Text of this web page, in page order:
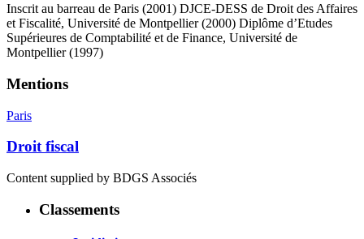
Inscrit au barreau de Paris (2001) DJCE-DESS de Droit des Affaires
et Fiscalité, Université de Montpellier (2000) Diplôme d’Etudes
Supérieures de Comptabilité et de Finance, Université de
Montpellier (1997)
Mentions
Paris
Droit fiscal
Content supplied by BDGS Associés
Classements